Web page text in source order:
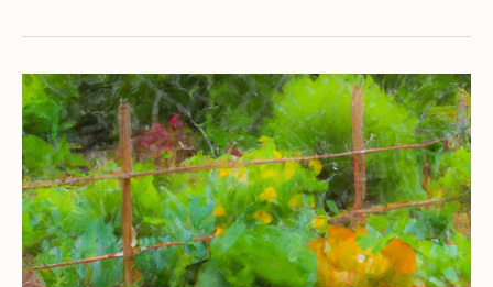
Education
through
Methods
and
Principles
of
Permaculture